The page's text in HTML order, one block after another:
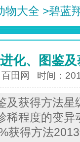
物大全 >碧蓝
化、图鉴
百田网 时间：
及获得方法星
稀程度的变异
获得方法